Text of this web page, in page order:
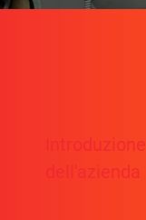
Introduzione
dell'azienda